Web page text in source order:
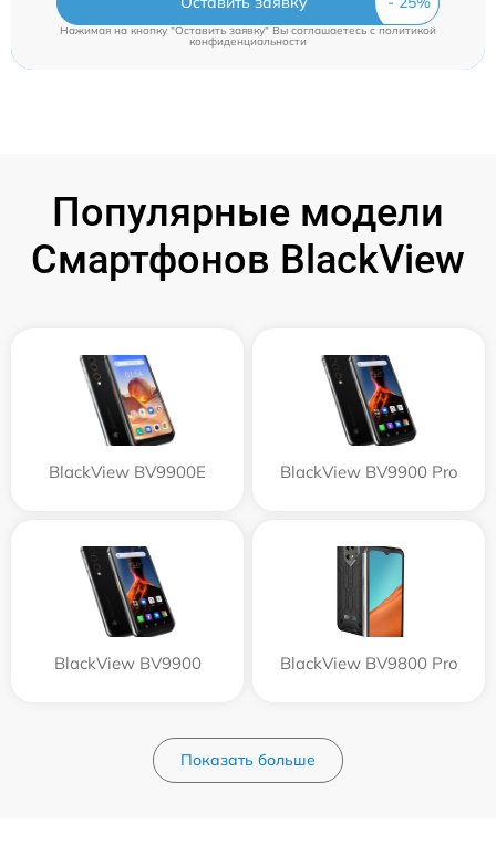
Нажимая на кнопку "Оставить заявку" Вы соглашаетесь cполитикой
конфиденциальности
Популярные модели
Смартфонов BlackView
BlackView BV9900E BlackView BV9900 Pro
BlackView BV9900 BlackView BV9800 Pro
Показать больше